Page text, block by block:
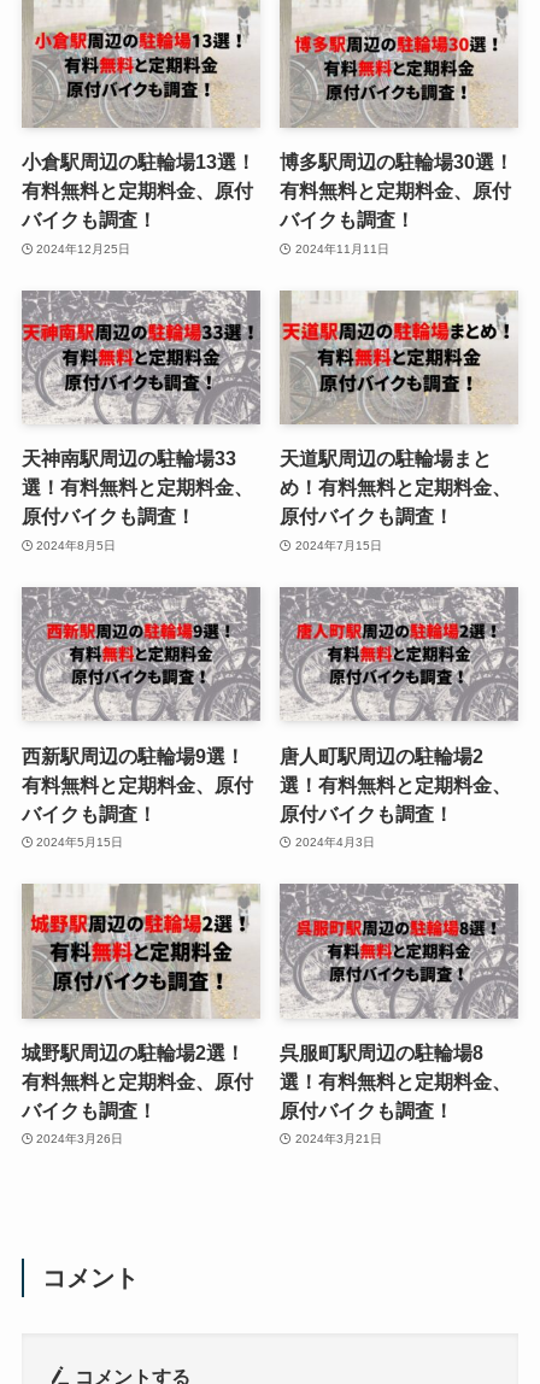
小倉駅周辺の駐輪場13選！
有料無料と定期料金、原付
バイクも調査！
2024年12月25日
博多駅周辺の駐輪場30選！
有料無料と定期料金、原付
バイクも調査！
2024年11月11日
天神南駅周辺の駐輪場33
選！有料無料と定期料金、
原付バイクも調査！
2024年8月5日
天道駅周辺の駐輪場まと
め！有料無料と定期料金、
原付バイクも調査！
2024年7月15日
西新駅周辺の駐輪場9選！
有料無料と定期料金、原付
バイクも調査！
2024年5月15日
唐人町駅周辺の駐輪場2
選！有料無料と定期料金、
原付バイクも調査！
2024年4月3日
城野駅周辺の駐輪場2選！
有料無料と定期料金、原付
バイクも調査！
2024年3月26日
呉服町駅周辺の駐輪場8
選！有料無料と定期料金、
原付バイクも調査！
2024年3月21日
コメント
コメントする